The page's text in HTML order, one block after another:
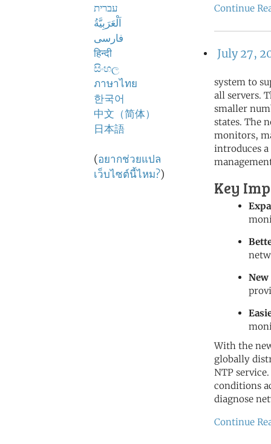
עברית
اَلْعَرَبِيَّةُ
فارسی
हिन्दी
සිංහල
ภาษาไทย
한국어
中文（简体）
日本語
(อยากช่วยแปล
เว็บไซต์นี้ไหม?)
Continue
July 27,
system to
all servers.
smaller
states. The
monitors,
introduces
Key
New
With the
globally
NTP
conditions
diagnose
Continue